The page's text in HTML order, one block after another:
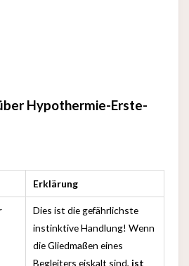
Hypothermie-Erste-
Erklärung
Dies ist die gefährlichste
instinktive Handlung! Wenn
die Gliedmaßen eines
Begleiters eiskalt sind, ist